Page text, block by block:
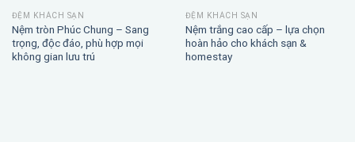
ĐỆM KHÁCH SẠN
Nệm tròn Phúc Chung – Sang
trọng, độc đáo, phù hợp mọi
không gian lưu trú
ĐỆM KHÁCH SẠN
Nệm trắng cao cấp – lựa chọn
hoàn hảo cho khách sạn &
homestay